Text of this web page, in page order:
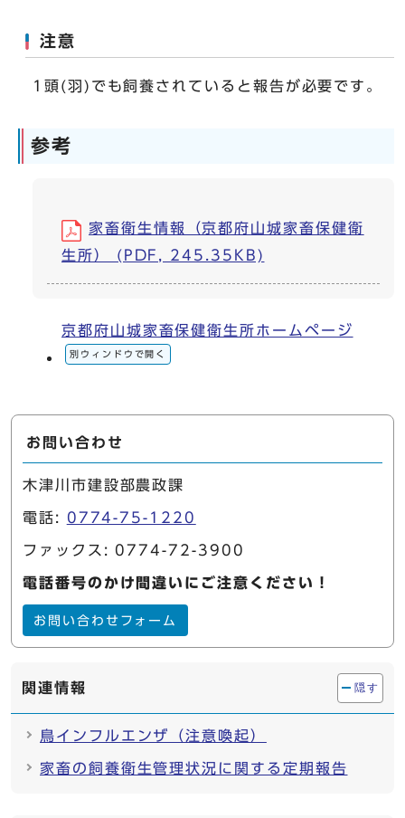
注意
1頭(羽)でも飼養されていると報告が必要です。
参考
家畜衛生情報（京都府山城家畜保健衛
生所） (PDF, 245.35KB)
京都府山城家畜保健衛生所ホームページ
別ウィンドウで開く
お問い合わせ
木津川市建設部農政課
電話: 0774-75-1220
ファックス: 0774-72-3900
電話番号のかけ間違いにご注意ください！
お問い合わせフォーム
関連情報 隠す
鳥インフルエンザ（注意喚起）
家畜の飼養衛生管理状況に関する定期報告